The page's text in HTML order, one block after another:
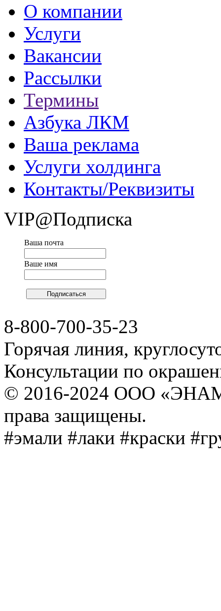
О компании
Услуги
Вакансии
Рассылки
Термины
Азбука ЛКМ
Ваша реклама
Услуги холдинга
Контакты/Реквизиты
VIP@Подписка
Ваша почта
Ваше имя
8-800-700-35-23
Горячая линия,
Консультации по
© 2016-2024 ООО
права защищены.
#эмали #лаки #краски